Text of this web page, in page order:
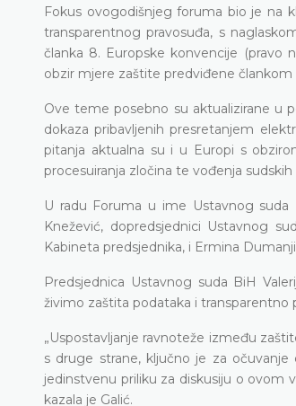
Fokus ovogodišnjeg foruma bio je na
transparentnog pravosuđa, s
članka 8. Europske konvencije (pravo
obzir mjere zaštite predviđene člankom
Ove teme posebno su aktualizirane u
dokaza pribavljenih presretanjem
pitanja aktualna su i u Europi s
procesuiranja zločina te vođenja
U radu Foruma u ime Ustavnog suda
Knežević, dopredsjednici Ustavnog
Kabineta predsjednika, i Ermina
Predsjednica Ustavnog suda BiH
živimo zaštita podataka i transparentno
„Uspostavljanje ravnoteže između
s druge strane, ključno je za
jedinstvenu priliku za diskusiju o ovom
kazala je Galić.